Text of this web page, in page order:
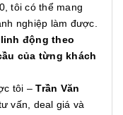
tôi có thể mang
nghiệp làm được.
linh động theo
của từng khách
tôi –Trần Văn
vấn, deal giá và